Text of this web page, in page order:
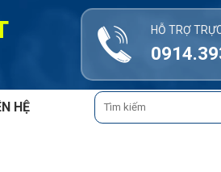
HỖ TRỢ
HỆ
Tìm
kiếm: